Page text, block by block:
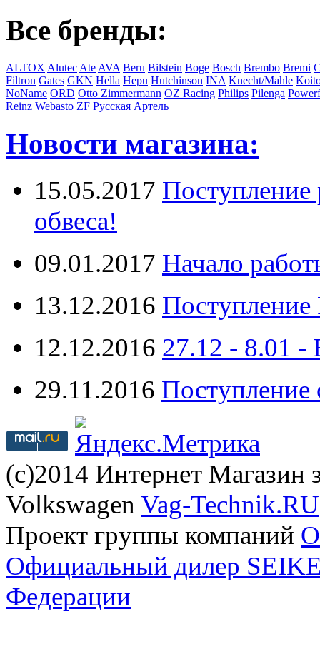
Все бренды:
ALTOX Alutec Ate AVA Beru Bilstein Boge Bosch Brembo Bremi
Filtron Gates GKN Hella Hepu Hutchinson INA Knecht/Mahle
NoName ORD Otto Zimmermann OZ Racing Philips Pilenga
Reinz Webasto ZF Русская Артель
Новости магазина:
15.05.2017 Поступление
обвеса!
09.01.2017 Начало
13.12.2016 Поступление
12.12.2016 27.12 -
29.11.2016 Поступление
(с)2014 Интернет Магазин
Volkswagen Vag-Technik.RU
Проект группы компаний
Официальный дилер
Федерации